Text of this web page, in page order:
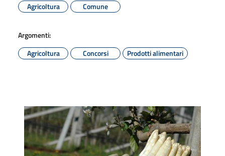
Agricoltura
Comune
Argomenti:
Agricoltura
Concorsi Prodotti alimentari